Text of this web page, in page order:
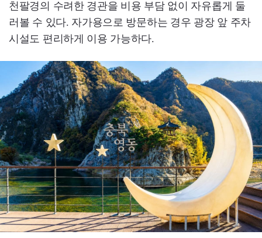
천팔경의 수려한 경관을 비용 부담 없이 자유롭게 둘
러볼 수 있다. 자가용으로 방문하는 경우 광장 앞 주차
시설도 편리하게 이용 가능하다.